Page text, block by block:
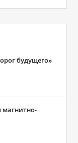
будущего»
магнитно-